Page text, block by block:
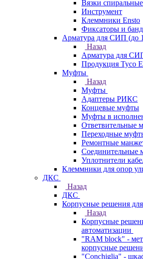
Вязки
Инструмент
Клеммники Ensto
Фиксаторы и
Арматура для СИП (до
Назад
Арматура для
Продукция Tyco
Муфты
Назад
Муфты
Адаптеры РИКС
Концевые муфты
Муфты в
Ответвительные
Переходные
Ремонтные
Соединительные
Уплотнители
Клеммники для опор
ДКС
Назад
ДКС
Корпусные решения
Назад
Корпусные
автоматизации
"RAM block" -
корпусные
"Conchiglia" -